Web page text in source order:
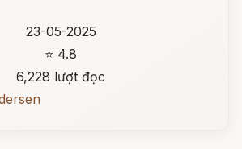
23-05-2025
⭐ 4.8
6,228 lượt đọc